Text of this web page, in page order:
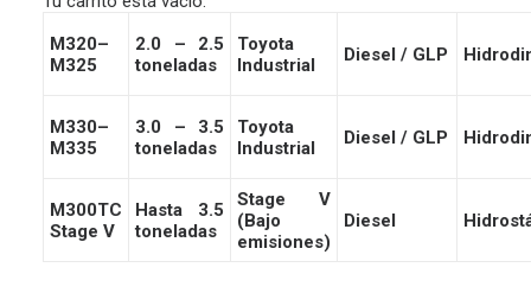
M320–
M325
2.0 – 2.5
toneladas
Toyota
Industrial
Diesel / GLP
M330–
M335
3.0 – 3.5
toneladas
Toyota
Industrial
Diesel / GLP
M300TC
Stage V
Hasta 3.5
toneladas
Stage V
(Bajo
emisiones)
Diesel